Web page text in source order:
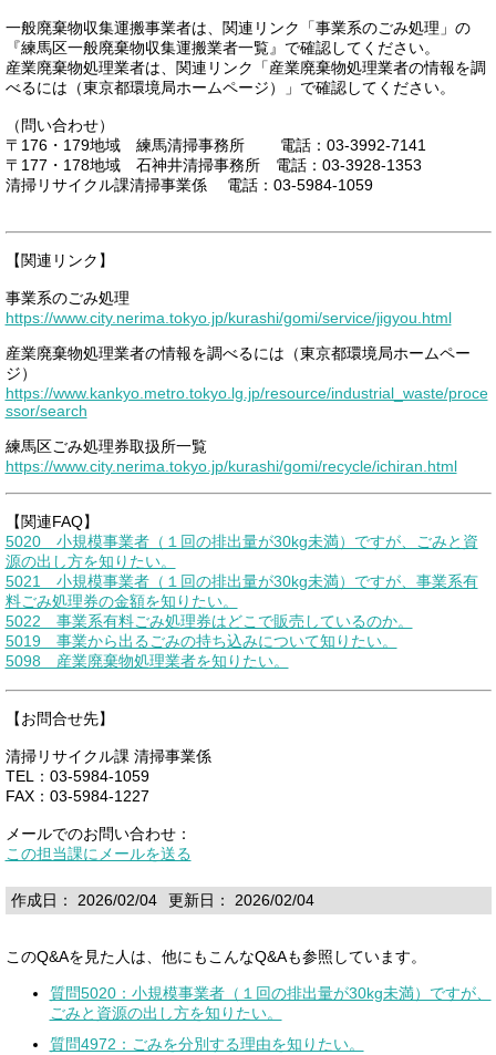
一般廃棄物収集運搬事業者は、関連リンク「事業系のごみ処理」の
『練馬区一般廃棄物収集運搬業者一覧』で確認してください。
産業廃棄物処理業者は、関連リンク「産業廃棄物処理業者の情報を調
べるには（東京都環境局ホームページ）」で確認してください。
（問い合わせ）
〒176・179地域 練馬清掃事務所 電話：03-3992-7141
〒177・178地域 石神井清掃事務所 電話：03-3928-1353
清掃リサイクル課清掃事業係 電話：03-5984-1059
【関連リンク】
事業系のごみ処理
https://www.city.nerima.tokyo.jp/kurashi/gomi/service/jigyou.html
産業廃棄物処理業者の情報を調べるには（東京都環境局ホームペー
ジ）
https://www.kankyo.metro.tokyo.lg.jp/resource/industrial_waste/proce
ssor/search
練馬区ごみ処理券取扱所一覧
https://www.city.nerima.tokyo.jp/kurashi/gomi/recycle/ichiran.html
【関連FAQ】
5020 小規模事業者（１回の排出量が30kg未満）ですが、ごみと資
源の出し方を知りたい。
5021 小規模事業者（１回の排出量が30kg未満）ですが、事業系有
料ごみ処理券の金額を知りたい。
5022 事業系有料ごみ処理券はどこで販売しているのか。
5019 事業から出るごみの持ち込みについて知りたい。
5098 産業廃棄物処理業者を知りたい。
【お問合せ先】
清掃リサイクル課 清掃事業係
TEL：03-5984-1059
FAX：03-5984-1227
メールでのお問い合わせ：
この担当課にメールを送る
作成日： 2026/02/04 更新日： 2026/02/04
このQ&Aを見た人は、他にもこんなQ&Aも参照しています。
質問5020：小規模事業者（１回の排出量が30kg未満）ですが、
ごみと資源の出し方を知りたい。
質問4972：ごみを分別する理由を知りたい。